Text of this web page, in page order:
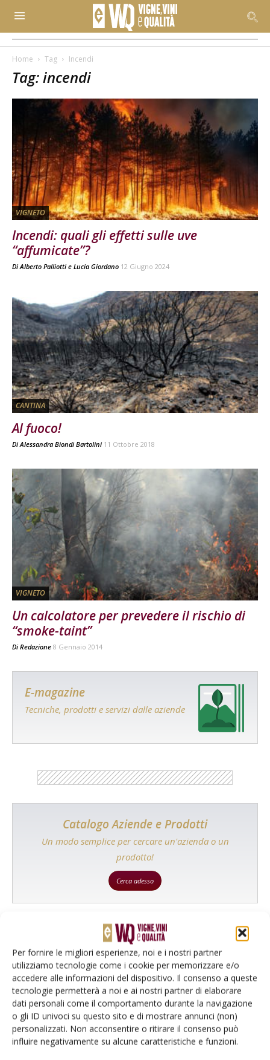
Per fornire le migliori esperienze, noi e i nostri partner
utilizziamo tecnologie come i cookie per memorizzare e/o
accedere alle informazioni del dispositivo. Il consenso a queste
tecnologie permetterà a noi e ai nostri partner di elaborare
dati personali come il comportamento durante la navigazione
o gli ID univoci su questo sito e di mostrare annunci (non)
personalizzati. Non acconsentire o ritirare il consenso può
influire negativamente su alcune caratteristiche e funzioni.
Home Tag Incendi
Tag: incendi
VIGNETO
Incendi: quali gli effetti sulle uve
“affumicate”?
DiAlberto Palliotti e Lucia Giordano 12 Giugno 2024
CANTINA
Al fuoco!
Di Alessandra Biondi Bartolini 11 Ottobre 2018
VIGNETO
Un calcolatore per prevedere il rischio di
“smoke-taint”
Di Redazione 8 Gennaio 2014
E-magazine
Tecniche, prodotti e servizi dalle aziende
Catalogo Aziende e Prodotti
Un modo semplice per cercare un'azienda o un
prodotto!
Cerca adesso
L'Esperto risponde
I consigli di Terra e Vita agli agricoltori
Cerca adesso